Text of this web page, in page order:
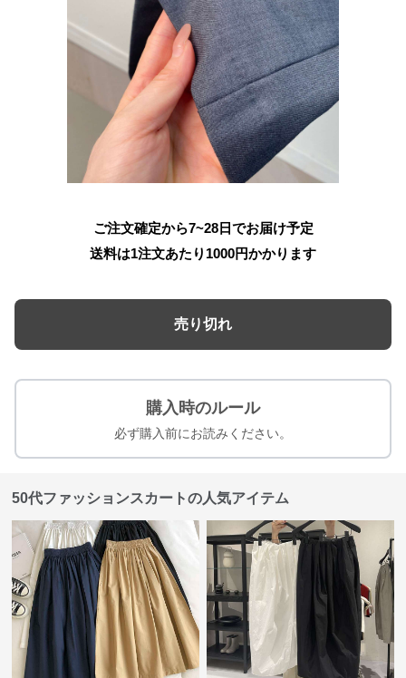
ご注文確定から7~28日でお届け予定
送料は1注文あたり 1000円かかります
売り切れ
購入時のルール
必ず購入前にお読みください。
50代ファッションスカートの人気アイテム